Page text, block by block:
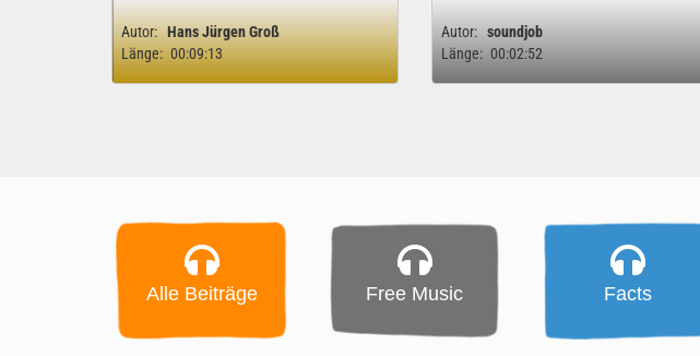
Weise wiedergefunden. Ein stummer
Zeuge von Jahrhunderten, der
Hoffnung, Verlust und das
unbezwingbare Meer erlebt hat.
Autor: Hans Jürgen Groß
Länge: 00:09:13
rechtlich für eine rein private,...
Autor: soundjob
Länge: 00:02:52
Alle Beiträge Free Music Facts